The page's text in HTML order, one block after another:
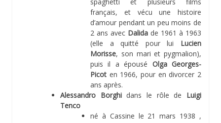
français, et vécu une histoire
d’amour pendant un peu moins de
2 ans avec Dalida de 1961 à 1963
(elle a quitté pour lui Lucien
Morisse, son mari et pygmalion),
puis il a épousé Olga Georges-
Picot en 1966, pour en divorcer 2
ans après.
Alessandro Borghidans le rôle de Luigi
Tenco
né à Cassine le 21 mars 1938 ,